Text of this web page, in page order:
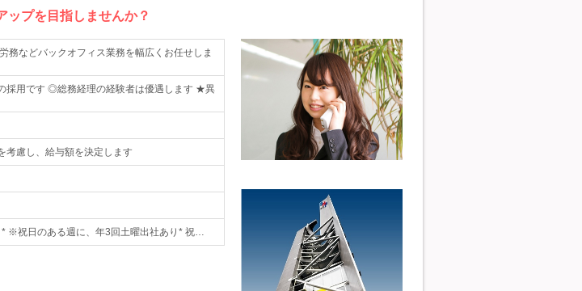
プを目指しませんか？
務などバックオフィス業務を幅広くお任せしま
採用です ◎総務経理の経験者は優遇します ★異
考慮し、給与額を決定します
※祝日のある週に、年3回土曜出社あり* 祝…